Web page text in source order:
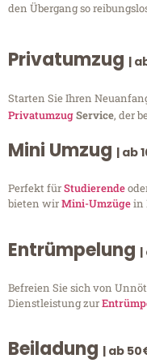
den Übergang so
Privatumzug |
Starten Sie Ihren
PrivatumzugService, der
Mini Umzug | ab
Perfekt fürStudierende
bieten wirMini-Umzügein
Entrümpelung |
Befreien Sie sich von
Dienstleistung zur
Beiladung | ab